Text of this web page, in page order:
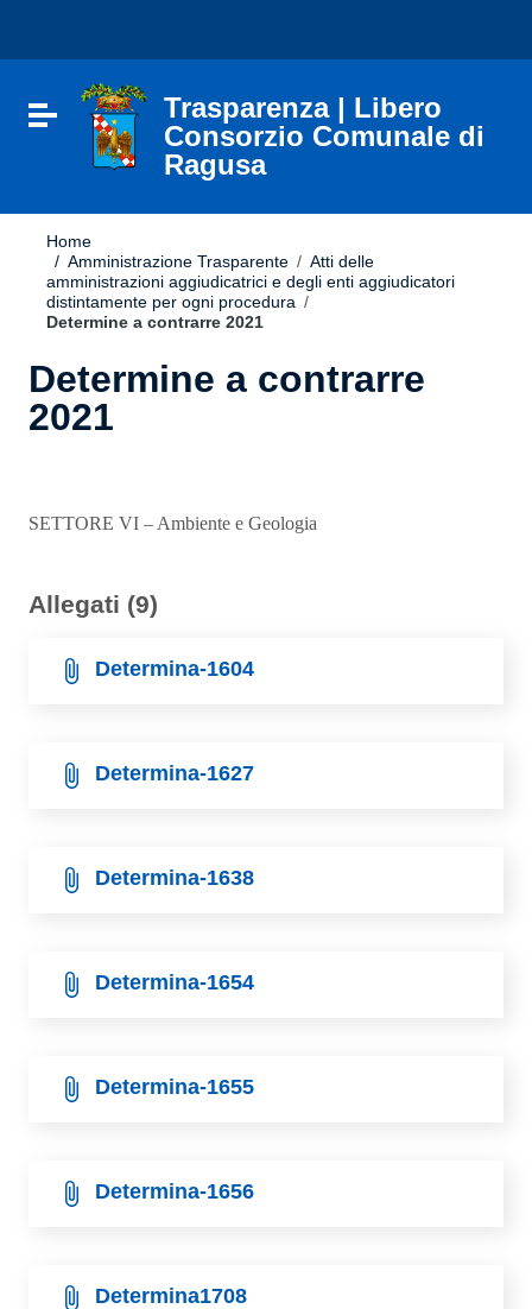
sito
include
Vai al footer
Attiva / disattiva la navigazione
Trasparenza | Libero
Consorzio Comunale di
Ragusa
Home
/ Amministrazione Trasparente / Atti delle
amministrazioni aggiudicatrici e degli enti aggiudicatori
distintamente per ogni procedura /
Determine a contrarre 2021
Determine a contrarre
2021
SETTORE VI – Ambiente e Geologia
Allegati (9)
Determina-1604
Determina-1627
Determina-1638
Determina-1654
Determina-1655
Determina-1656
Determina1708